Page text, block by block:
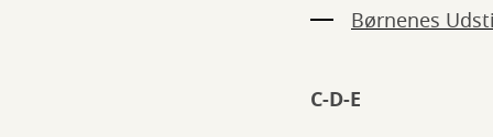
Børnenes
C-D-E